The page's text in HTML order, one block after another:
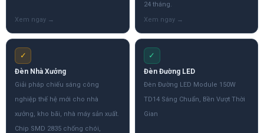
24 tháng.
✓
Đèn Nhà Xưởng
Giải pháp chiếu sáng công
nghiệp thế hệ mới cho nhà
xưởng, kho bãi, nhà máy sản xuất.
Chip SMD 2835 chống chói,
✓
Đèn Đường LED
Đèn Đường LED Module 150W
TD14 Sáng Chuẩn, Bền Vượt Thời
Gian